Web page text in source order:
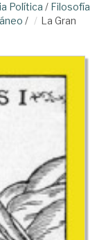
Política / Filosofía
/
La Gran